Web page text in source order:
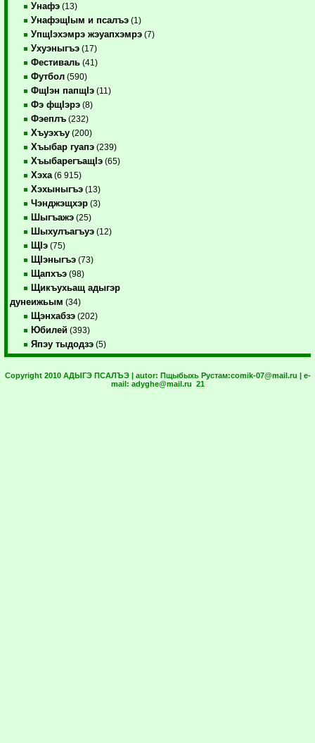
Унафэ (13)
УнафэщIым и псалъэ (1)
УпщIэхэмрэ жэуапхэмрэ (7)
Ухуэныгъэ (17)
Фестиваль (41)
Футбол (590)
ФщIэн папщIэ (11)
Фэ фщIэрэ (8)
Фэеплъ (232)
Хъуэхъу (200)
Хъыбар гуапэ (239)
ХъыбарегъащIэ (65)
Хэха (6 915)
Хэхыныгъэ (13)
Чэнджэщхэр (3)
Шыгъажэ (25)
Шыхулъагъуэ (12)
ЩIэ (75)
ЩIэныгъэ (73)
Щапхъэ (98)
Щикъухьащ адыгэр
дунеижьым (34)
Щэнхабзэ (202)
Юбилей (393)
Япэу тыдодзэ (5)
Copyright 2010 АДЫГЭ ПСАЛЪЭ | autor: Пщыбыхь Рустам:comik-07@mail.ru | e-
mail: adyghe@mail.ru 21